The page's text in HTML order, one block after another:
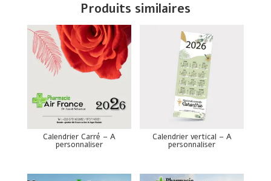
Produits similaires
Calendrier Carré – A
personnaliser
Calendrier vertical – A
personnaliser